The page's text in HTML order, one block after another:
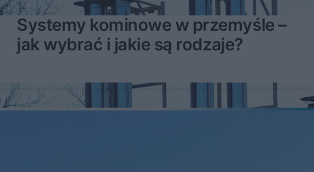
Systemy kominowe w przemyśle –
jak wybrać i jakie są rodzaje?